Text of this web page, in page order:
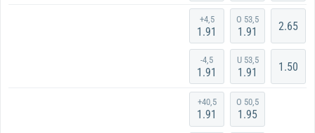
+4,5
1.91
-4,5
1.91
O 53,5
1.91
U 53,5
1.91
2.65
1.50
+40,5
1.91
O 50,5
1.95